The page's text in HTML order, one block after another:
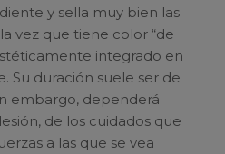
y sella muy bien las
vez que tiene color “de
integrado en
Su duración suele ser de
embargo, dependerá
de los cuidados que
a las que se vea